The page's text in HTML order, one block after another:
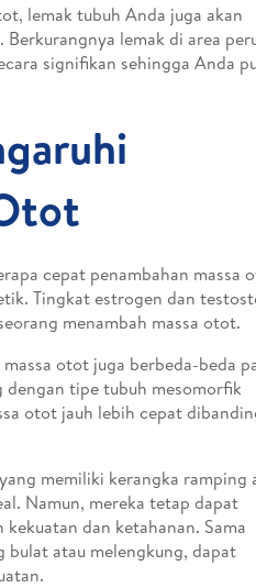
lemak tubuh Anda juga akan
lemak di area
signifikan sehingga Anda
cepat penambahan massa
Tingkat estrogen dan
menambah massa otot.
otot juga berbeda-beda
tipe tubuh mesomorfik
otot jauh lebih cepat
memiliki kerangka ramping
Namun, mereka tetap dapat
dan ketahanan. Sama
atau melengkung, dapat